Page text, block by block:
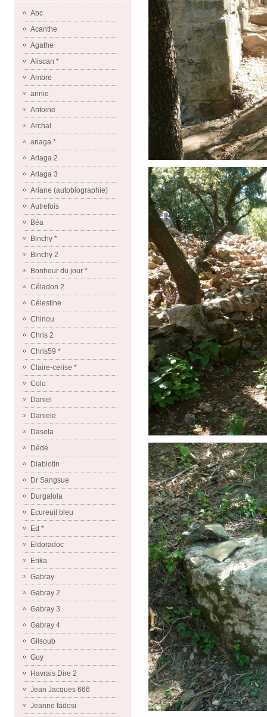
Abc
Acanthe
Agathe
Aliscan *
Ambre
annie
Antoine
Archal
ariaga *
Ariaga 2
Ariaga 3
Ariane (autobiographie)
Autrefois
Béa
Binchy *
Binchy 2
Bonheur du jour *
Céladon 2
Célestine
Chinou
Chris 2
Chris59 *
Claire-cerise *
Colo
Daniel
Daniele
Dasola
Dédé
Diablotin
Dr Sangsue
Durgalola
Ecureuil bleu
Ed *
Eldoradoc
Erika
Gabray
Gabray 2
Gabray 3
Gabray 4
Gilsoub
Guy
Havrais Dire 2
Jean Jacques 666
Jeanne fadosi